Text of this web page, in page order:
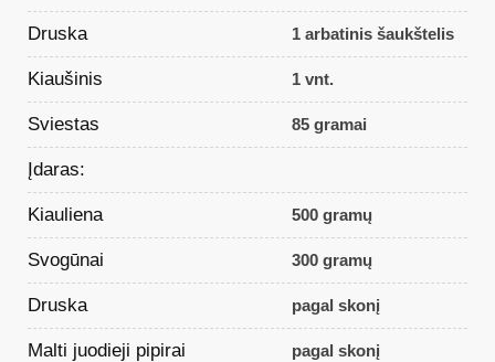
Druska 1 arbatinis šaukštelis
Kiaušinis 1 vnt.
Sviestas 85 gramai
Įdaras:
Kiauliena 500 gramų
Svogūnai 300 gramų
Druska pagal skonį
Malti juodieji pipirai pagal skonį